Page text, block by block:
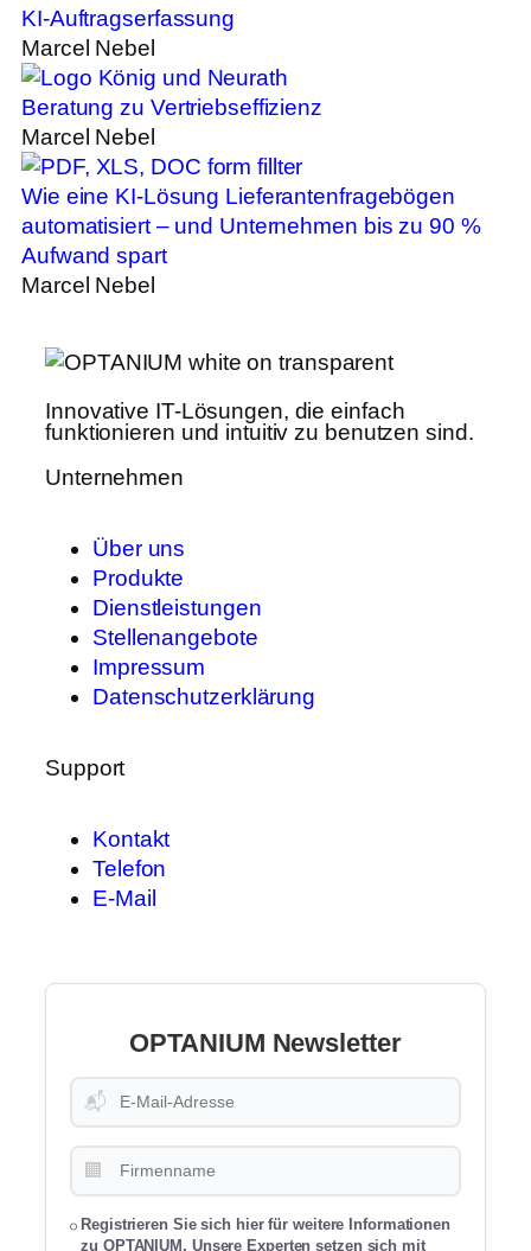
KI-Auftragserfassung
Marcel Nebel
Beratung zu Vertriebseffizienz
Marcel Nebel
Wie eine KI-Lösung Lieferantenfragebögen
automatisiert – und Unternehmen bis zu 90 %
Aufwand spart
Marcel Nebel
Innovative IT-Lösungen, die einfach
funktionieren und intuitiv zu benutzen sind.
Unternehmen
Über uns
Produkte
Dienstleistungen
Stellenangebote
Impressum
Datenschutzerklärung
Support
Kontakt
Telefon
E-Mail
OPTANIUM Newsletter
📬
🏢
Registrieren Sie sich hier für weitere Informationen
zu OPTANIUM. Unsere Experten setzen sich mit